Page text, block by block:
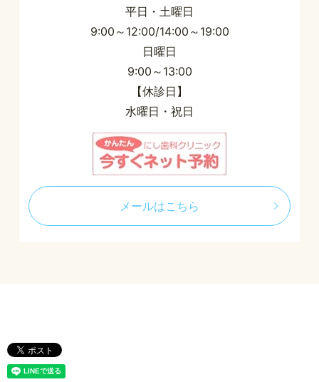
平日・土曜日
9:00～12:00/14:00～19:00
日曜日
9:00～13:00
【休診日】
水曜日・祝日
メールはこちら